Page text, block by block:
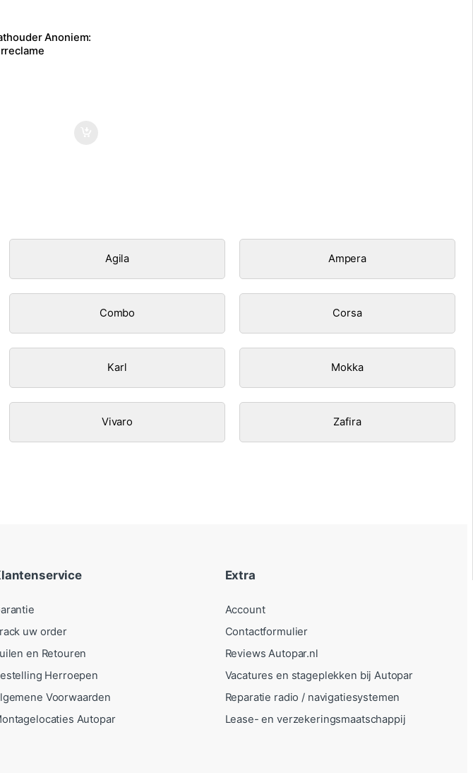
Anoniem:
Agila Ampera
Combo Corsa
Karl Mokka
Vivaro Zafira
uw order
en Retouren
Herroepen
Voorwaarden
Autopar
Extra
Account
Contactformulier
Reviews Autopar.nl
Vacatures en stageplekken bij Autopar
Reparatie radio / navigatiesystemen
Lease- en verzekeringsmaatschappij